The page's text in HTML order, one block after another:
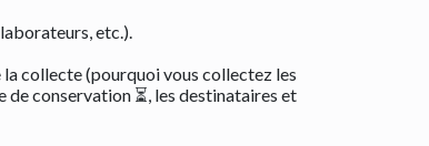
etc.).
la collecte (pourquoi vous collectez les
de conservation ⏳, les destinataires et